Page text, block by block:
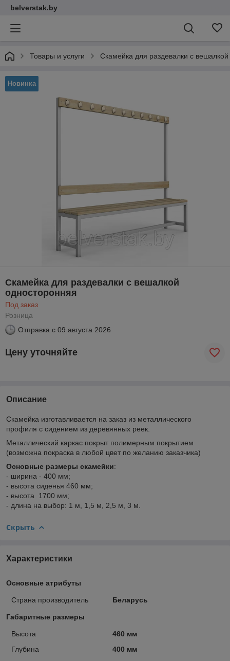
belverstak.by
Товары и услуги Скамейка для раздевалки c
Новинка
Скамейка для раздевалки c вешалкой
односторонняя
Под заказ
Розница
Отправка с 09 августа 2026
Цену уточняйте
Описание
Скамейка изготавливается на заказ из металлического
профиля с сидением из деревянных реек.
Металлический каркас покрыт полимерным покрытием
(возможна покраска в любой цвет по желанию заказчика)
Основные размеры скамейки:
- ширина - 400 мм;
- высота сиденья 460 мм;
- высота 1700 мм;
- длина на выбор: 1 м, 1,5 м, 2,5 м, 3 м.
Скрыть
Характеристики
Основные атрибуты
Страна производитель Беларусь
Габаритные размеры
Высота
460 мм
Глубина
400 мм